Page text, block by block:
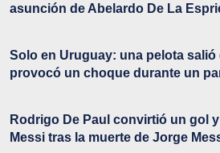
asunción de Abelardo De La
Solo en Uruguay: una pelota salió
provocó un choque durante un
Rodrigo De Paul convirtió un gol
Messi tras la muerte de Jorge